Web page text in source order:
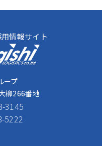
情報サイト
ープ
柳266番地
3145
5222